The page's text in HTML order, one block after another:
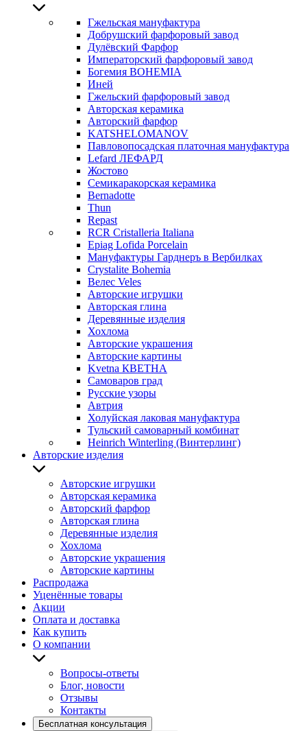
Гжельская мануфактура
Добрушский фарфоровый завод
Дулёвский Фарфор
Императорский фарфоровый завод
Богемия BOHEMIA
Иней
Гжельский фарфоровый завод
Авторская керамика
Авторский фарфор
KATSHELOMANOV
Павловопосадская платочная мануфактура
Lefard ЛЕФАРД
Жостово
Семикаракорская керамика
Bernadotte
Thun
Repast
RCR Cristalleria Italiana
Epiag Lofida Porcelain
Мануфактуры Гарднеръ в Вербилках
Crystalite Bohemia
Велес Veles
Авторские игрушки
Авторская глина
Деревянные изделия
Хохлома
Авторские украшения
Авторские картины
Kvetna КВЕТНА
Самоваров град
Русские узоры
Автрия
Холуйская лаковая мануфактура
Тульский самоварный комбинат
Heinrich Winterling (Винтерлинг)
Авторские изделия
Авторские игрушки
Авторская керамика
Авторский фарфор
Авторская глина
Деревянные изделия
Хохлома
Авторские украшения
Авторские картины
Распродажа
Уценённые товары
Акции
Оплата и доставка
Как купить
О компании
Вопросы-ответы
Блог, новости
Отзывы
Контакты
Бесплатная консультация